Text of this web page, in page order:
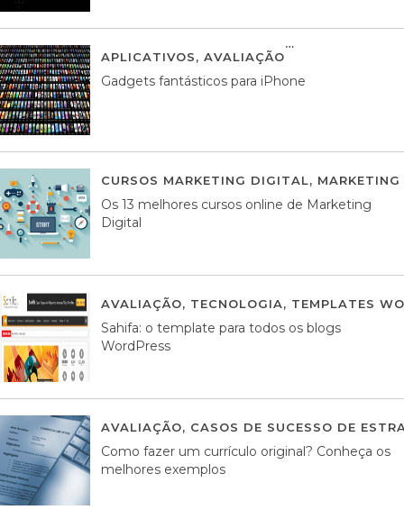
APLICATIVOS, AVALIAÇÃO
Gadgets fantásticos para iPhone
CURSOS MARKETING DIGITAL,
Os 13 melhores cursos online de Marketing
Digital
AVALIAÇÃO, TECNOLOGIA, TEMPLATES
Sahifa: o template para todos os blogs
WordPress
AVALIAÇÃO, CASOS DE SUCESSO DE
Como fazer um currículo original? Conheça os
melhores exemplos